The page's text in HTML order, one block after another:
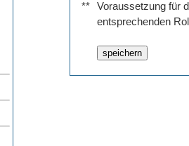
**
Voraussetzung für
entsprechenden